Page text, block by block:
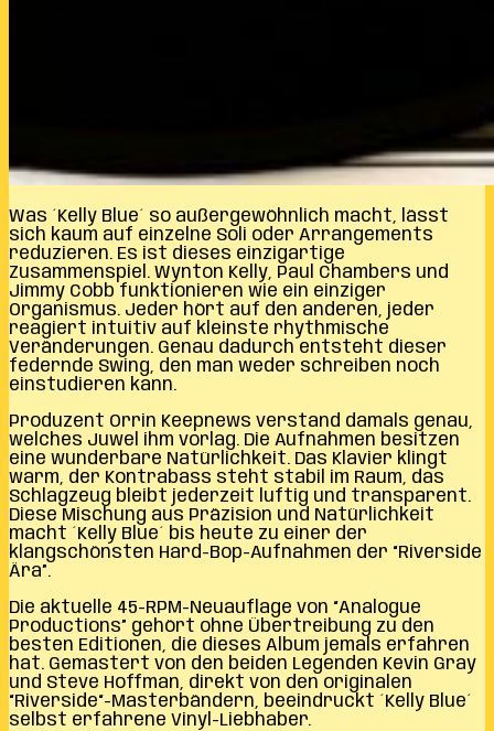
Was ´Kelly Blue´ so außergewöhnlich macht, lässt
sich kaum auf einzelne Soli oder Arrangements
reduzieren. Es ist dieses einzigartige
Zusammenspiel. Wynton Kelly, Paul Chambers und
Jimmy Cobb funktionieren wie ein einziger
Organismus. Jeder hört auf den anderen, jeder
reagiert intuitiv auf kleinste rhythmische
Veränderungen. Genau dadurch entsteht dieser
federnde Swing, den man weder schreiben noch
einstudieren kann.
Produzent Orrin Keepnews verstand damals genau,
welches Juwel ihm vorlag. Die Aufnahmen besitzen
eine wunderbare Natürlichkeit. Das Klavier klingt
warm, der Kontrabass steht stabil im Raum, das
Schlagzeug bleibt jederzeit luftig und transparent.
Diese Mischung aus Präzision und Natürlichkeit
macht ´Kelly Blue´ bis heute zu einer der
klangschönsten Hard-Bop-Aufnahmen der “Riverside
Ära”.
Die aktuelle 45-RPM-Neuauflage von “Analogue
Productions” gehört ohne Übertreibung zu den
besten Editionen, die dieses Album jemals erfahren
hat. Gemastert von den beiden Legenden Kevin Gray
und Steve Hoffman, direkt von den originalen
“Riverside“-Masterbändern, beeindruckt ´Kelly Blue´
selbst erfahrene Vinyl-Liebhaber.